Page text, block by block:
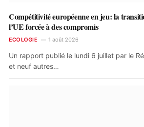
Compétitivité européenne en jeu: la
l’UE forcée à des compromis
ECOLOGIE 1 août 2026
Un rapport publié le lundi 6 juillet par le
et neuf autres…